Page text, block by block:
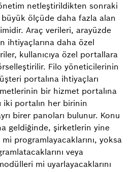
netleştirildikten sonraki
büyük ölçüde daha fazla alan
Araç verileri, arayüzde
ihtiyaçlarına daha özel
kullanıcıya özel portallara
Filo yöneticilerinin
portalına ihtiyaçları
bir hizmet portalına
iki portalın her birinin
birer panoları bulunur. Konu
geldiğinde, şirketlerin yine
programlayacaklarını, yoksa
veya
mi uyarlayacaklarını